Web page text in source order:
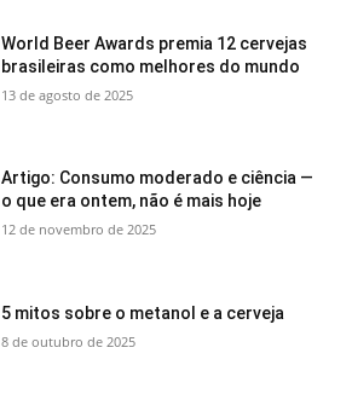
World Beer Awards premia 12 cervejas
brasileiras como melhores do mundo
13 de agosto de 2025
Artigo: Consumo moderado e ciência —
o que era ontem, não é mais hoje
12 de novembro de 2025
5 mitos sobre o metanol e a cerveja
8 de outubro de 2025